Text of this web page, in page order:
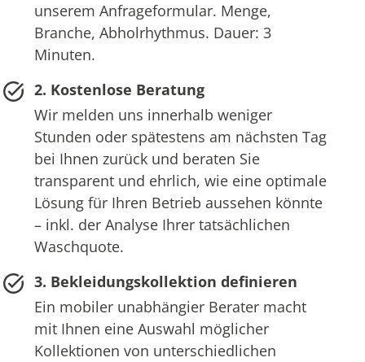
unserem Anfrageformular. Menge,
Branche, Abholrhythmus. Dauer: 3
Minuten.
2. Kostenlose Beratung
Wir melden uns innerhalb weniger
Stunden oder spätestens am nächsten Tag
bei Ihnen zurück und beraten Sie
transparent und ehrlich, wie eine optimale
Lösung für Ihren Betrieb aussehen könnte
– inkl. der Analyse Ihrer tatsächlichen
Waschquote.
3. Bekleidungskollektion definieren
Ein mobiler unabhängier Berater macht
mit Ihnen eine Auswahl möglicher
Kollektionen von unterschiedlichen